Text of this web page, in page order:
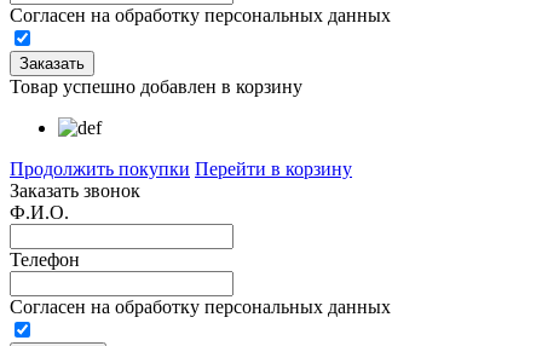
Согласен на обработку персональных данных
Товар успешно добавлен в корзину
Продолжить покупки Перейти в корзину
Заказать звонок
Ф.И.О.
Телефон
Согласен на обработку персональных данных